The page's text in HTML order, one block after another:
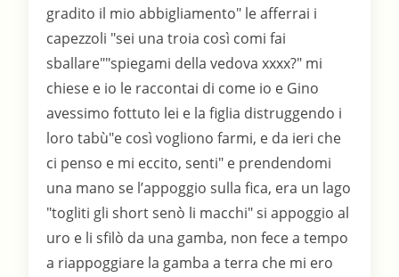
gradito il mio abbigliamento" le afferrai i
capezzoli "sei una troia così comi fai
sballare""spiegami della vedova xxxx?" mi
chiese e io le raccontai di come io e Gino
avessimo fottuto lei e la figlia distruggendo i
loro tabù"e così vogliono farmi, e da ieri che
ci penso e mi eccito, senti" e prendendomi
una mano se l’appoggio sulla fica, era un lago
"togliti gli short senò li macchi" si appoggio al
uro e li sfilò da una gamba, non fece a tempo
a riappoggiare la gamba a terra che mi ero